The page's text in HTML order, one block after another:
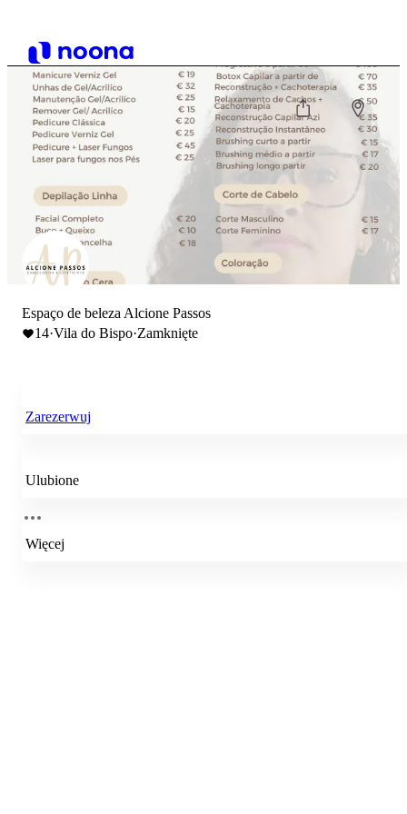
Espaço de beleza Alcione Passos
14·Vila do Bispo·Zamknięte
Zarezerwuj
Ulubione
Więcej